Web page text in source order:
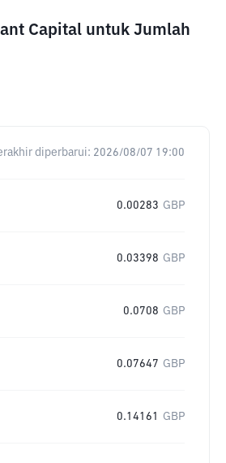
Capital untuk Jumlah
diperbarui: 2026/08/07 19:00
0.00283 GBP
0.03398 GBP
0.0708 GBP
0.07647 GBP
0.14161 GBP